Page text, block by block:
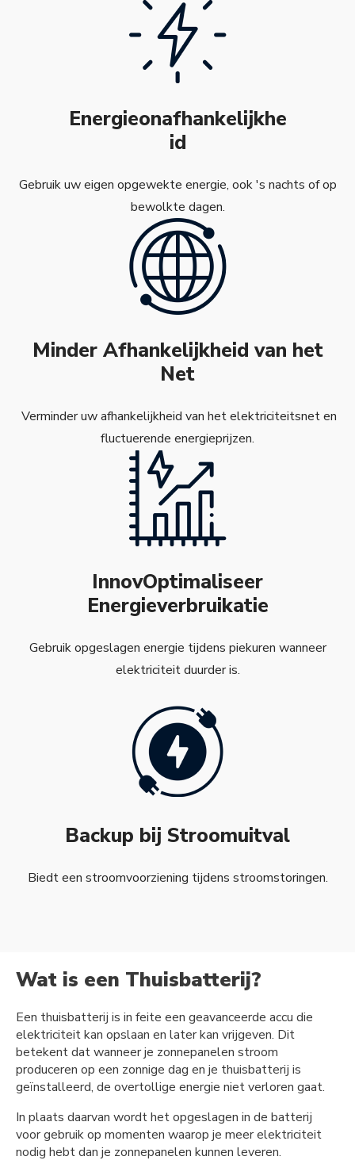
Energieonafhankelijkhe
id
Gebruik uw eigen opgewekte energie, ook 's nachts of op
bewolkte dagen.
Minder Afhankelijkheid van het
Net
Verminder uw afhankelijkheid van het elektriciteitsnet en
fluctuerende energieprijzen.
InnovOptimaliseer
Energieverbruikatie
Gebruik opgeslagen energie tijdens piekuren wanneer
elektriciteit duurder is.
Backup bij Stroomuitval
Biedt een stroomvoorziening tijdens stroomstoringen.
Wat is een Thuisbatterij?
Een thuisbatterij is in feite een geavanceerde accu die
elektriciteit kan opslaan en later kan vrijgeven. Dit
betekent dat wanneer je zonnepanelen stroom
produceren op een zonnige dag en je thuisbatterij is
geïnstalleerd, de overtollige energie niet verloren gaat.
In plaats daarvan wordt het opgeslagen in de batterij
voor gebruik op momenten waarop je meer elektriciteit
nodig hebt dan je zonnepanelen kunnen leveren.